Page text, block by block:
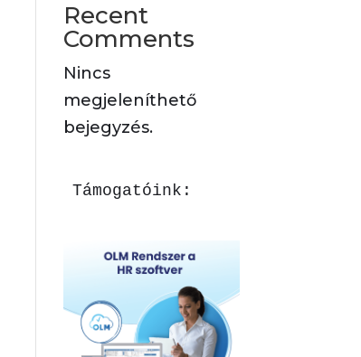
Recent
Comments
Nincs
megjeleníthető
bejegyzés.
Támogatóink: